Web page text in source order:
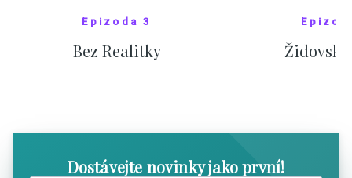
Epizoda 3
Bez Realitky
Dostávejte novinky jako první!